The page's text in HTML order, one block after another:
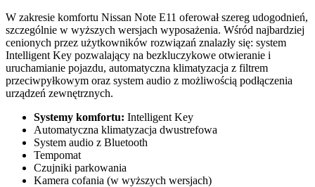
W zakresie komfortu Nissan Note E11 oferował szereg udogodnień,
szczególnie w wyższych wersjach wyposażenia. Wśród najbardziej
cenionych przez użytkowników rozwiązań znalazły się: system
Intelligent Key pozwalający na bezkluczykowe otwieranie i
uruchamianie pojazdu, automatyczna klimatyzacja z filtrem
przeciwpyłkowym oraz system audio z możliwością podłączenia
urządzeń zewnętrznych.
Systemy komfortu: Intelligent Key
Automatyczna klimatyzacja dwustrefowa
System audio z Bluetooth
Tempomat
Czujniki parkowania
Kamera cofania (w wyższych wersjach)